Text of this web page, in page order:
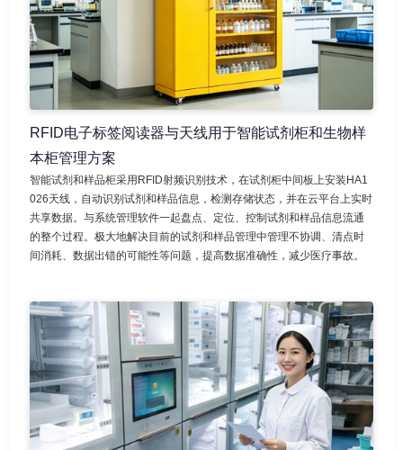
RFID电子标签阅读器与天线用于智能试剂柜和生物样
本柜管理方案
智能试剂和样品柜采用RFID射频识别技术，在试剂柜中间板上安装HA1
026天线，自动识别试剂和样品信息，检测存储状态，并在云平台上实时
共享数据。与系统管理软件一起盘点、定位、控制试剂和样品信息流通
的整个过程。极大地解决目前的试剂和样品管理中管理不协调、清点时
间消耗、数据出错的可能性等问题，提高数据准确性，减少医疗事故。